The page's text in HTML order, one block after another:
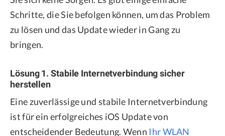
Schritte, die Sie befolgen können, um das Problem
zu lösen und das Update wieder in Gang zu
bringen.
Lösung 1. Stabile Internetverbindung sicher
herstellen
Eine zuverlässige und stabile Internetverbindung
ist für ein erfolgreiches iOS Update von
entscheidender Bedeutung. Wenn Ihr WLAN